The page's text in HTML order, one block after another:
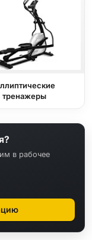
тренажеры
в рабочее